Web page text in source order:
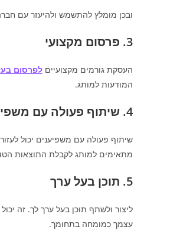
ובכן מומלץ להתשמש ולהיעזר עם
3. פרסום מקצועי
העסקת גורמים מקצועייםלפרסום
המודעות למותג.
4. שיתוף פעולה עם משפיענים
שיתוף פעולה עם משפיענים יכול
מתאימים למותג לקבלת התוצאות
5. תוכן בעל ערך
ליצור ולשתף תוכן בעל ערך לך. זה
עצמך כמומחה בתחומך.